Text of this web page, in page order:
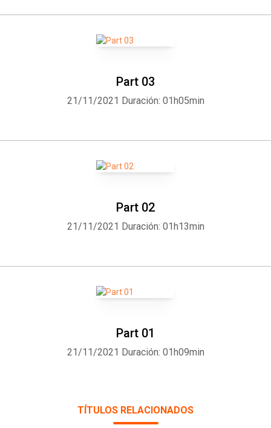
Part 03
21/11/2021 Duración: 01h05min
Part 02
21/11/2021 Duración: 01h13min
Part 01
21/11/2021 Duración: 01h09min
TÍTULOS RELACIONADOS